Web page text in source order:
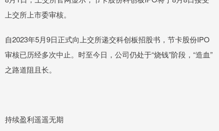
上交所上市委审核。
自2023年5月9日正式向上交所递交科创板招股书，节卡股份IPO
审核已历经多次中止。时至今日，公司仍处于“烧钱”阶段，“造血”
之路道阻且长。
持续盈利遥遥无期